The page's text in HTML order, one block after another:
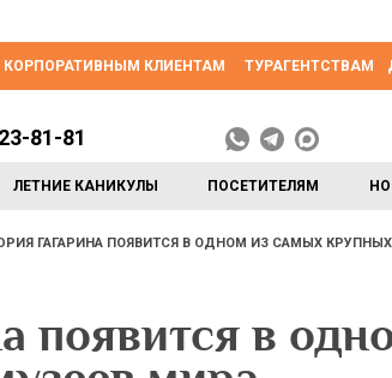
КОРПОРАТИВНЫМ КЛИЕНТАМ ТУРАГЕНТСТВАМ
ЛЕТНИЕ КАНИКУЛЫ ПОСЕТИТЕЛЯМ
81-81
ГАГАРИНА ПОЯВИТСЯ В ОДНОМ ИЗ САМЫХ
появится в